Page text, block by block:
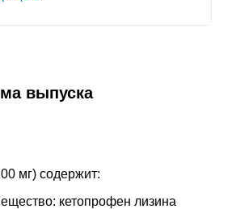
выпуска
мг) содержит:
кетопрофен лизина